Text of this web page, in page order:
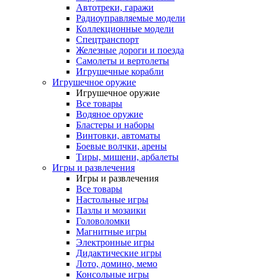
Автотреки, гаражи
Радиоуправляемые модели
Коллекционные модели
Спецтранспорт
Железные дороги и поезда
Самолеты и вертолеты
Игрушечные корабли
Игрушечное оружие
Игрушечное оружие
Все товары
Водяное оружие
Бластеры и наборы
Винтовки, автоматы
Боевые волчки, арены
Тиры, мишени, арбалеты
Игры и развлечения
Игры и развлечения
Все товары
Настольные игры
Пазлы и мозаики
Головоломки
Магнитные игры
Электронные игры
Дидактические игры
Лото, домино, мемо
Консольные игры